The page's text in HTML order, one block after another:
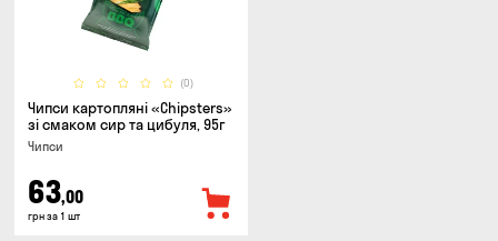
(0)
Чипси картопляні «Chipsters»
зі смаком сир та цибуля, 95г
Чипси
63,00
грн за 1 шт